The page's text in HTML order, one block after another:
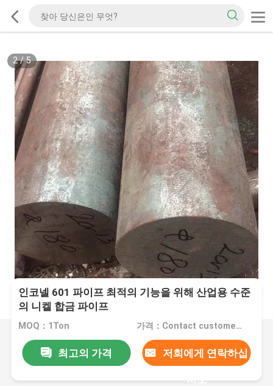
2/5
인코넬 601 파이프 최적의 기능을 위해 산업용 수준
의 니켈 합금 파이프
MOQ：1Ton 가격：Contact customer service
최고의 가격 저희에게 연락하십
시오